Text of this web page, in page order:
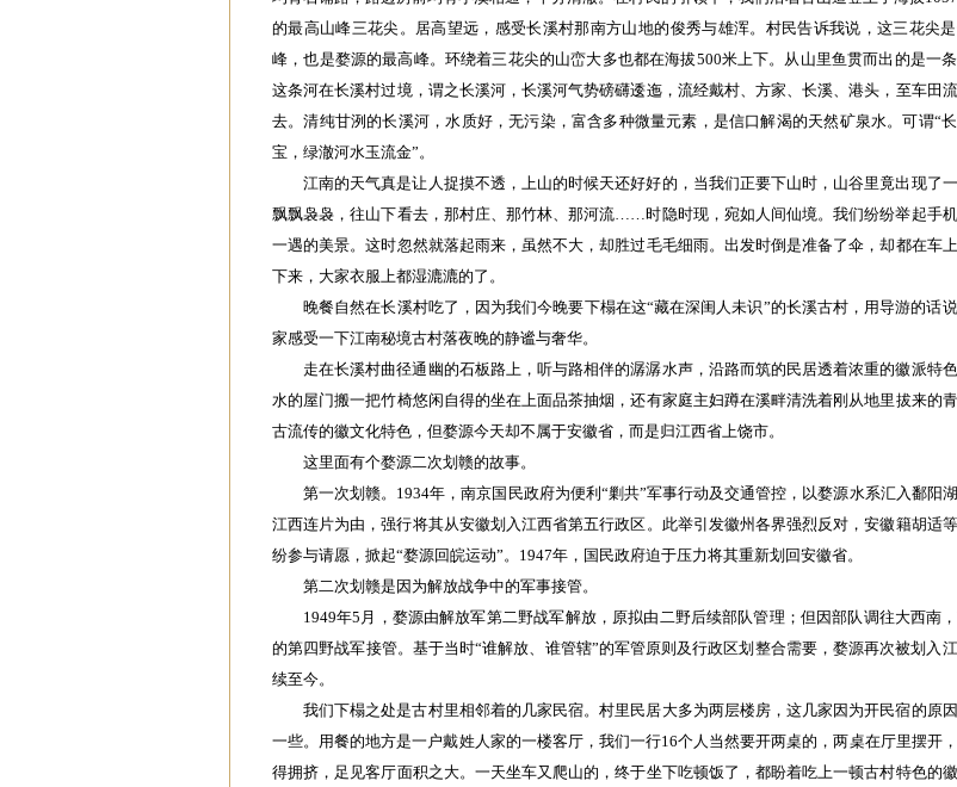
的最高山峰三花尖。居高望远，感受长溪村那南方山地的俊秀与雄浑。村民告诉我说，这三花尖
峰，也是婺源的最高峰。环绕着三花尖的山峦大多也都在海拔500米上下。从山里鱼贯而出的是一
这条河在长溪村过境，谓之长溪河，长溪河气势磅礴逶迤，流经戴村、方家、长溪、港头，至车田
去。清纯甘洌的长溪河，水质好，无污染，富含多种微量元素，是信口解渴的天然矿泉水。可谓“
宝，绿澈河水玉流金”。
江南的天气真是让人捉摸不透，上山的时候天还好好的，当我们正要下山时，山谷里竟出现了一
飘飘袅袅，往山下看去，那村庄、那竹林、那河流……时隐时现，宛如人间仙境。我们纷纷举起手
一遇的美景。这时忽然就落起雨来，虽然不大，却胜过毛毛细雨。出发时倒是准备了伞，却都在车
下来，大家衣服上都湿漉漉的了。
晚餐自然在长溪村吃了，因为我们今晚要下榻在这“藏在深闺人未识”的长溪古村，用导游的话
家感受一下江南秘境古村落夜晚的静谧与奢华。
走在长溪村曲径通幽的石板路上，听与路相伴的潺潺水声，沿路而筑的民居透着浓重的徽派特
水的屋门搬一把竹椅悠闲自得的坐在上面品茶抽烟，还有家庭主妇蹲在溪畔清洗着刚从地里拔来的
古流传的徽文化特色，但婺源今天却不属于安徽省，而是归江西省上饶市。
这里面有个婺源二次划赣的故事。
第一次划赣。1934年，南京国民政府为便利“剿共”军事行动及交通管控，以婺源水系汇入鄱阳
江西连片为由，强行将其从安徽划入‌江西省第五行政区‌。‌此举引发徽州各界强烈反对，安徽籍胡适
纷参与请愿，掀起“婺源回皖运动”。1947年，国民政府迫于压力将其重新划回‌安徽省‌。‌‌
‌第二次划赣是因为解放战争中的军事接管‌。
1949年5月，婺源由解放军‌第二野战军‌解放，原拟由二野后续部队管理；但因部队调往大西南
的‌第四野战军‌接管。基于当时“谁解放、谁管辖”的军管原则及行政区划整合需要，婺源再次被划入‌
续至今。
我们下榻之处是古村里相邻着的几家民宿。村里民居大多为两层楼房，这几家因为开民宿的原
一些。用餐的地方是一户戴姓人家的一楼客厅，我们一行16个人当然要开两桌的，两桌在厅里摆开
得拥挤，足见客厅面积之大。一天坐车又爬山的，终于坐下吃顿饭了，都盼着吃上一顿古村特色的徽